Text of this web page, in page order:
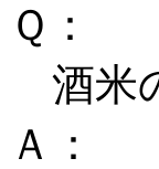
Ｑ：
酒米
Ａ：